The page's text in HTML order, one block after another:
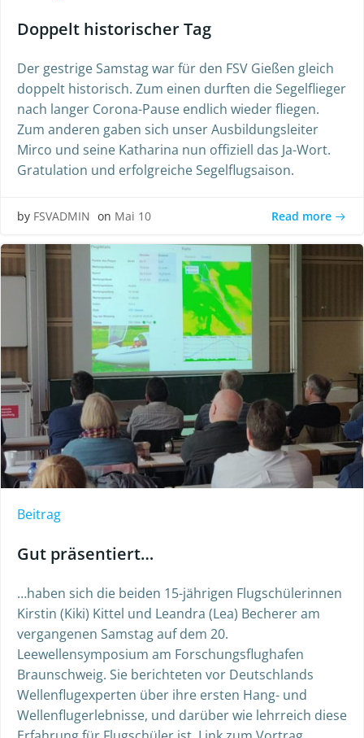
Doppelt historischer Tag
Der gestrige Samstag war für den FSV Gießen gleich
doppelt historisch. Zum einen durften die Segelflieger
nach langer Corona-Pause endlich wieder fliegen.
Zum anderen gaben sich unser Ausbildungsleiter
Mirco und seine Katharina nun offiziell das Ja-Wort.
Gratulation und erfolgreiche Segelflugsaison.
by FSVADMIN on Mai 10 Read more
Beitrag
Gut präsentiert…
…haben sich die beiden 15-jährigen Flugschülerinnen
Kirstin (Kiki) Kittel und Leandra (Lea) Becherer am
vergangenen Samstag auf dem 20.
Leewellensymposium am Forschungsflughafen
Braunschweig. Sie berichteten vor Deutschlands
Wellenflugexperten über ihre ersten Hang- und
Wellenflugerlebnisse, und darüber wie lehrreich diese